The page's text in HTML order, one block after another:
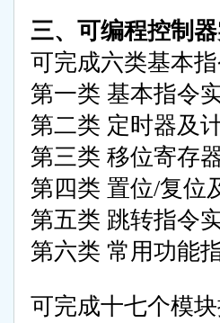
三、 可编程控制
可完成六类基本
第一类 基本指令
第二类 定时器及
第三类 移位寄存
第四类 置位/复位
第五类 跳转指令
第六类 常用功能
可完成十七个模